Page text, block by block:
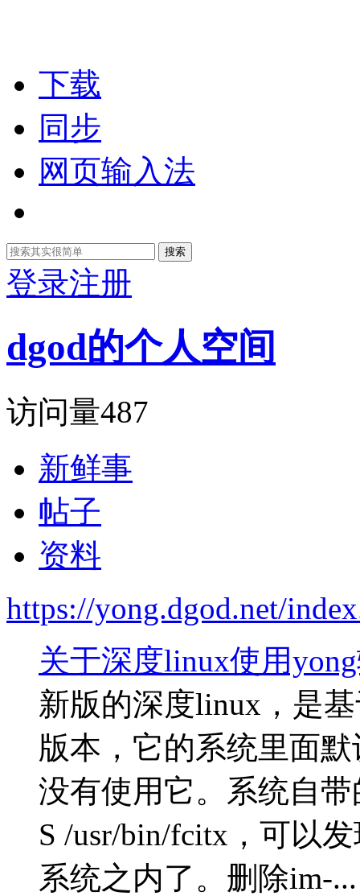
下载
同步
网页输入法
搜索
登录注册
dgod的个人空间
访问量487
新鲜事
帖子
资料
https://yong.dgod.net/
关于深度linux使用
新版的深度linux，是
版本，它的系统里面
没有使用它。系统自
S /usr/bin/fcitx，可以
系统之内了。删除im-...